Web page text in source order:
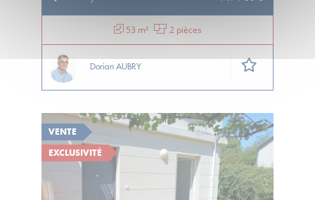
53 m² 2 pièces
Dorian AUBRY
VENTE
EXCLUSIVITÉ